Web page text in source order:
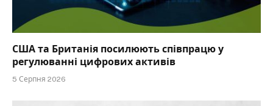
США та Британія посилюють співпрацю у
регулюванні цифрових активів
5 Серпня 2026